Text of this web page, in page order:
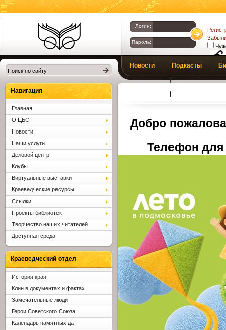
Библиотеки
Клина. Клинская
ЦБС.
Логин:
Пароль:
Новости Подкасты
Добро
Телефон для
Навигация
Главная
О ЦБС
Новости
Наши услуги
Деловой центр
Клубы
Виртуальные выставки
Краеведческие ресурсы
Ссылки
Проекты библиотек
Творчество наших читателей
Доступная среда
Краеведческий отдел
История края
Клин в документах и фактах
Замечательные люди
Герои Советского Союза
Календарь памятных дат